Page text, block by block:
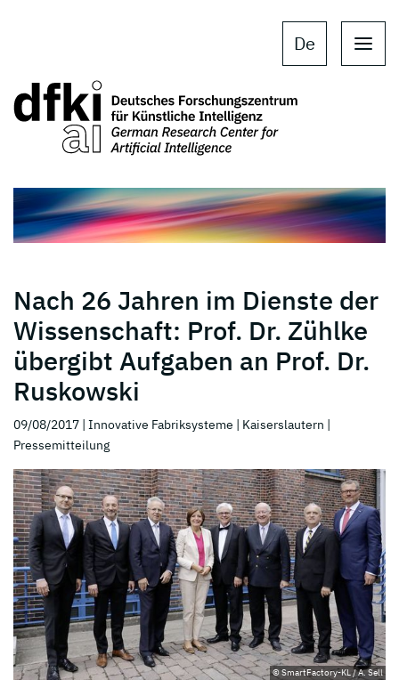
De
Nach 26 Jahren im Dienste der
Wissenschaft: Prof. Dr. Zühlke
übergibt Aufgaben an Prof. Dr.
Ruskowski
09/08/2017 | Innovative Fabriksysteme | Kaiserslautern |
Pressemitteilung
© SmartFactory-KL / A. Sell